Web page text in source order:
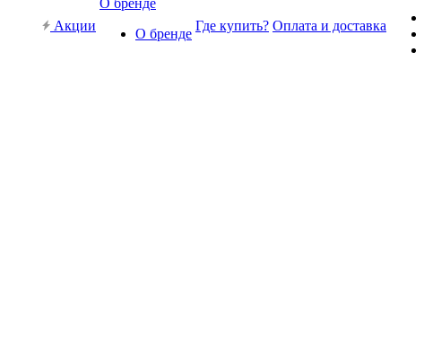
Акции
О бренде
О бренде
Где купить? Оплата и доставка